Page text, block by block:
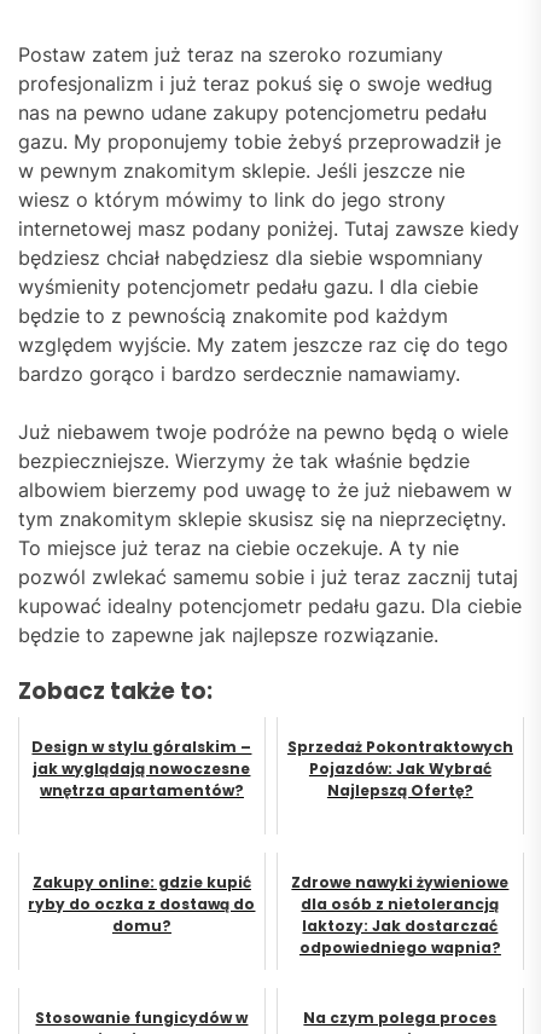
Postaw zatem już teraz na szeroko rozumiany
profesjonalizm i już teraz pokuś się o swoje według
nas na pewno udane zakupy potencjometru pedału
gazu. My proponujemy tobie żebyś przeprowadził je
w pewnym znakomitym sklepie. Jeśli jeszcze nie
wiesz o którym mówimy to link do jego strony
internetowej masz podany poniżej. Tutaj zawsze kiedy
będziesz chciał nabędziesz dla siebie wspomniany
wyśmienity potencjometr pedału gazu. I dla ciebie
będzie to z pewnością znakomite pod każdym
względem wyjście. My zatem jeszcze raz cię do tego
bardzo gorąco i bardzo serdecznie namawiamy.
Już niebawem twoje podróże na pewno będą o wiele
bezpieczniejsze. Wierzymy że tak właśnie będzie
albowiem bierzemy pod uwagę to że już niebawem w
tym znakomitym sklepie skusisz się na nieprzeciętny.
To miejsce już teraz na ciebie oczekuje. A ty nie
pozwól zwlekać samemu sobie i już teraz zacznij tutaj
kupować idealny potencjometr pedału gazu. Dla ciebie
będzie to zapewne jak najlepsze rozwiązanie.
Zobacz także to:
Design w stylu góralskim –
jak wyglądają nowoczesne
wnętrza apartamentów?
Sprzedaż Pokontraktowych
Pojazdów: Jak Wybrać
Najlepszą Ofertę?
Zakupy online: gdzie kupić
ryby do oczka z dostawą do
domu?
Zdrowe nawyki żywieniowe
dla osób z nietolerancją
laktozy: Jak dostarczać
odpowiedniego wapnia?
Stosowanie fungicydów w
Na czym polega proces